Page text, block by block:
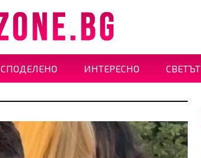
СПОДЕЛЕНО ИНТЕРЕСНО СВЕТЪТ